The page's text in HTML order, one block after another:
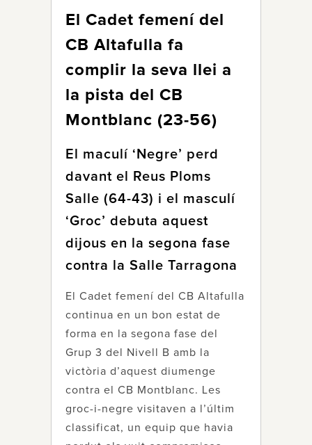
El Cadet femení del
CB Altafulla fa
complir la seva llei a
la pista del CB
Montblanc (23-56)
El maculí ‘Negre’ perd
davant el Reus Ploms
Salle (64-43) i el masculí
‘Groc’ debuta aquest
dijous en la segona fase
contra la Salle Tarragona
El Cadet femení del CB Altafulla
continua en un bon estat de
forma en la segona fase del
Grup 3 del Nivell B amb la
victòria d’aquest diumenge
contra el CB Montblanc. Les
groc-i-negre visitaven a l’últim
classificat, un equip que havia